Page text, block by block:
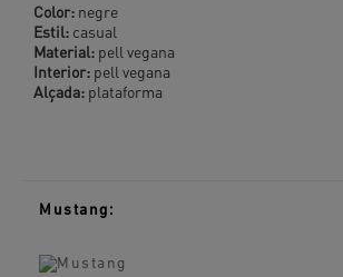
Color: negre
Estil: casual
Material: pell vegana
Interior: pell vegana
Alçada: plataforma
Mustang: